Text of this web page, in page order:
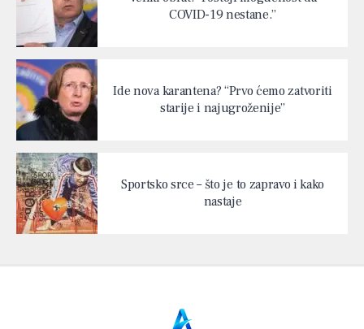
COVID-19 nestane.”
Ide nova karantena? “Prvo ćemo zatvoriti
starije i najugroženije”
Sportsko srce – što je to zapravo i kako
nastaje